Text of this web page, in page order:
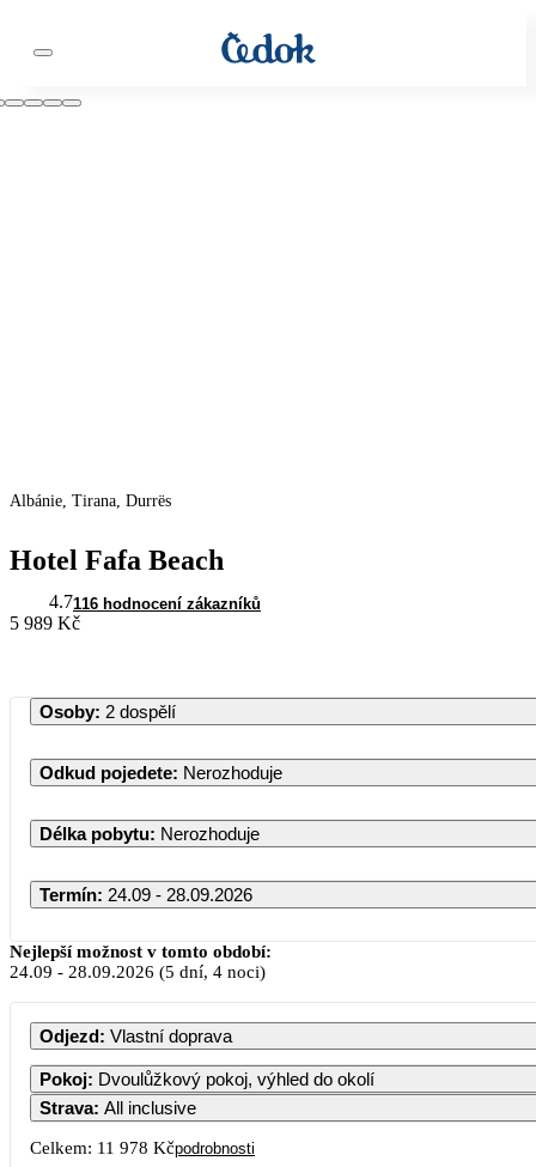
Albánie, Tirana, Durrës
Hotel Fafa Beach
4.7116 hodnocení zákazníků
5 989 Kč
Osoby: 2 dospělí
Odkud pojedete: Nerozhoduje
Délka pobytu: Nerozhoduje
Termín: 24.09 - 28.09.2026
Nejlepší možnost v tomto období:
24.09 - 28.09.2026 (5 dní, 4 noci)
Odjezd: Vlastní doprava
Pokoj: Dvoulůžkový pokoj, výhled do okolí
Strava: All inclusive
Celkem: 11 978 Kčpodrobnosti